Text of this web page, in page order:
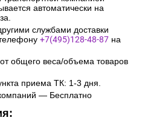
автоматически на
службами доставки
+7(495)128-48-87 на
общего веса/объема товаров
приема ТК: 1-3 дня.
— Бесплатно